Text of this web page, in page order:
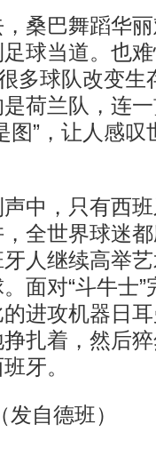
巴舞蹈华丽
球当道。也
多球队改变
荷兰队，连
图”，让人感
，只有西班
全世界球迷
人继续高举
面对“斗牛士
进攻机器日
扎着，然后
牙。
自德班）